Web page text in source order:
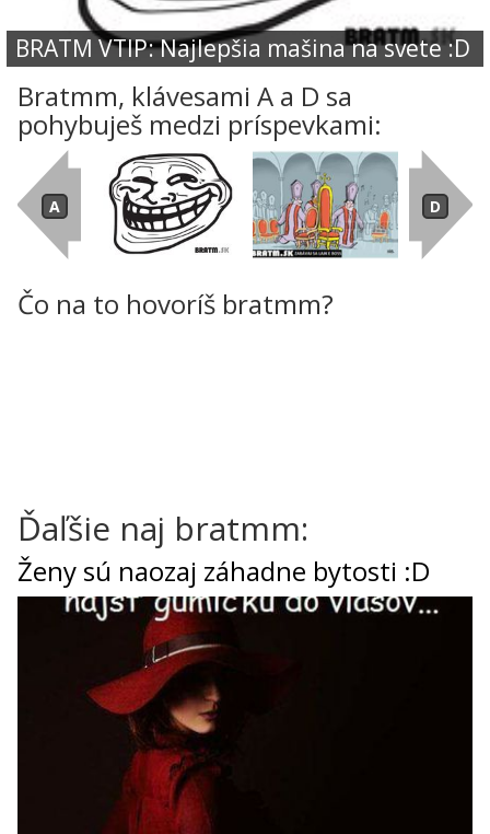
BRATM VTIP: Najlepšia mašina na svete :D
Bratmm, klávesami A a D sa
pohybuješ medzi príspevkami:
Čo na to hovoríš bratmm?
Ďaľšie naj bratmm:
Ženy sú naozaj záhadne bytosti :D